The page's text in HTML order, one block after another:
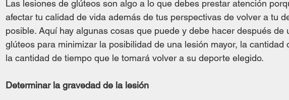
Las lesiones de glúteos son algo a lo que debes prestar atención
afectar tu calidad de vida además de tus perspectivas de volver a tu
posible. Aquí hay algunas cosas que puede y debe hacer después de
glúteos para minimizar la posibilidad de una lesión mayor, la cantidad
la cantidad de tiempo que le tomará volver a su deporte elegido.
Determinar la gravedad de la lesión